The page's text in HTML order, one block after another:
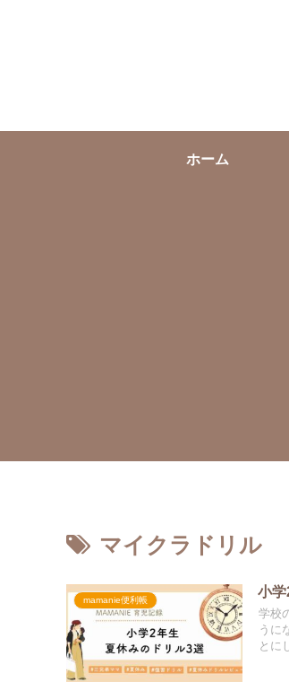
ホーム
マイクラドリル
mamanie便利帳
小
学校
うに
とに